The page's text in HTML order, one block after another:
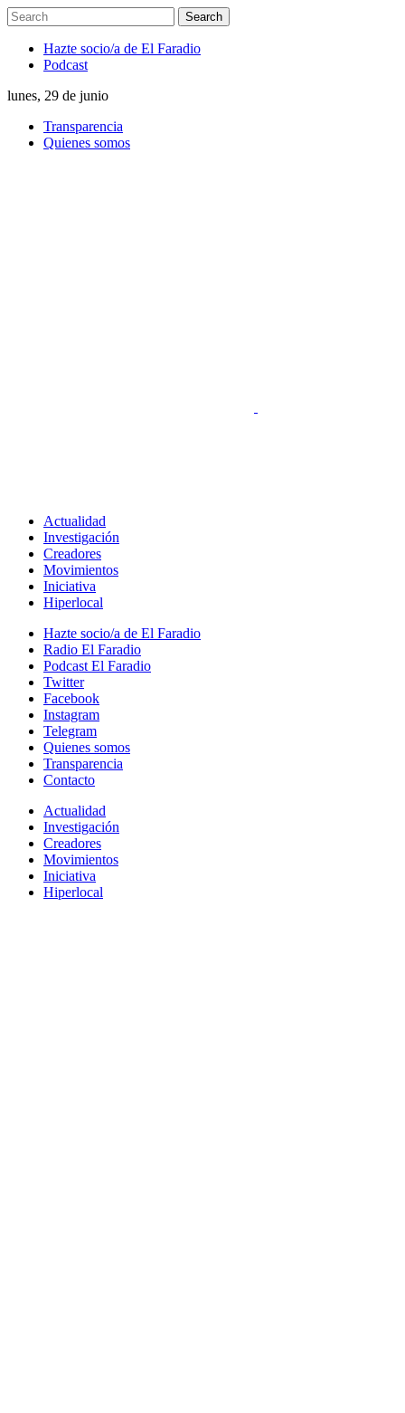
Hazte socio/a de El Faradio
Podcast
lunes, 29 de junio
Transparencia
Quienes somos
Actualidad
Investigación
Creadores
Movimientos
Iniciativa
Hiperlocal
Hazte socio/a de El Faradio
Radio El Faradio
Podcast El Faradio
Twitter
Facebook
Instagram
Telegram
Quienes somos
Transparencia
Contacto
Actualidad
Investigación
Creadores
Movimientos
Iniciativa
Hiperlocal